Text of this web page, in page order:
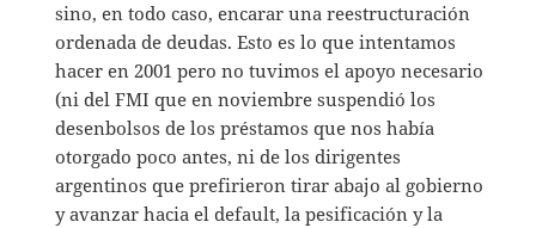
sino, en todo caso, encarar una reestructuración
ordenada de deudas. Esto es lo que intentamos
hacer en 2001 pero no tuvimos el apoyo necesario
(ni del FMI que en noviembre suspendió los
desenbolsos de los préstamos que nos había
otorgado poco antes, ni de los dirigentes
argentinos que prefirieron tirar abajo al gobierno
y avanzar hacia el default, la pesificación y la